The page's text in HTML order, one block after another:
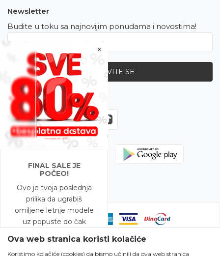
×
FINAL SALE JE
POČEO!
Ovo je tvoja poslednja
prilika da ugrabiš
omiljene letnje modele
uz popuste do čak
Newsletter
Budite u toku sa najnovijim ponudama i novostima!
PRIJAVITE SE
Zapratite nas
Ova web stranica koristi kolačiće
Koristimo kolačiće (cookies) da bismo učinili da ova web stranica